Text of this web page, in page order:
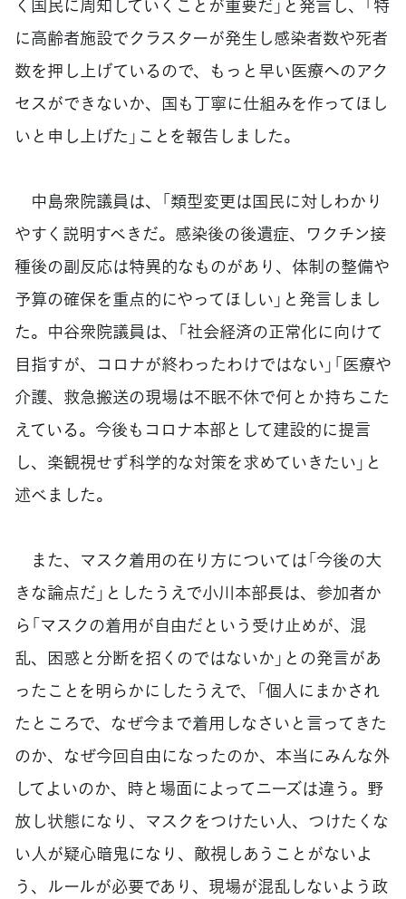
く国民に周知していくことが重要だ」と発言し、「特
に高齢者施設でクラスターが発生し感染者数や死者
数を押し上げているので、もっと早い医療へのアク
セスができないか、国も丁寧に仕組みを作ってほし
いと申し上げた」ことを報告しました。
中島衆院議員は、「類型変更は国民に対しわかり
やすく説明すべきだ。感染後の後遺症、ワクチン接
種後の副反応は特異的なものがあり、体制の整備や
予算の確保を重点的にやってほしい」と発言しまし
た。中谷衆院議員は、「社会経済の正常化に向けて
目指すが、コロナが終わったわけではない」「医療や
介護、救急搬送の現場は不眠不休で何とか持ちこた
えている。今後もコロナ本部として建設的に提言
し、楽観視せず科学的な対策を求めていきたい」と
述べました。
また、マスク着用の在り方については「今後の大
きな論点だ」としたうえで小川本部長は、参加者か
ら「マスクの着用が自由だという受け止めが、混
乱、困惑と分断を招くのではないか」との発言があ
ったことを明らかにしたうえで、「個人にまかされ
たところで、なぜ今まで着用しなさいと言ってきた
のか、なぜ今回自由になったのか、本当にみんな外
してよいのか、時と場面によってニーズは違う。野
放し状態になり、マスクをつけたい人、つけたくな
い人が疑心暗鬼になり、敵視しあうことがないよ
う、ルールが必要であり、現場が混乱しないよう政